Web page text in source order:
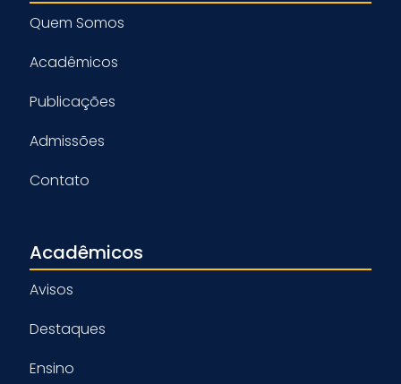
Quem Somos
Acadêmicos
Publicações
Admissões
Contato
Acadêmicos
Avisos
Destaques
Ensino